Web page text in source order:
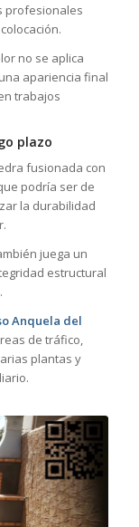
profesionales
no se aplica
apariencia final
trabajos
plazo
fusionada con
podría ser de
la durabilidad
juega un
estructural
Anquela del
de tráfico,
plantas y